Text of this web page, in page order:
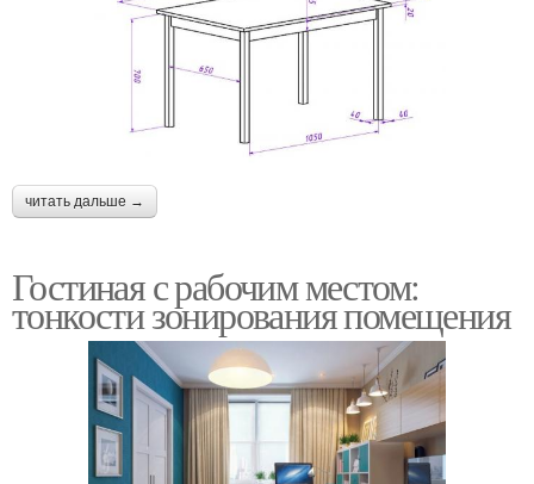
читать дальше →
Гостиная с рабочим местом:
тонкости зонирования помещения